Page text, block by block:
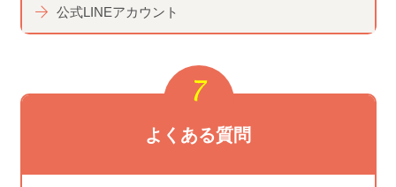
公式LINEアカウント
よくある質問